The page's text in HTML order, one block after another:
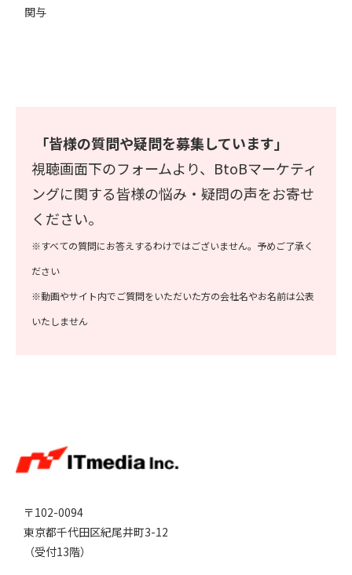
関与
「皆様の質問や疑問を募集しています」
視聴画面下のフォームより、BtoBマーケティ
ングに関する皆様の悩み・疑問の声をお寄せ
ください。
※すべての質問にお答えするわけではございません。予めご了承く
ださい
※動画やサイト内でご質問をいただいた方の会社名やお名前は公表
いたしません
〒102-0094
東京都千代田区紀尾井町3-12
（受付13階）